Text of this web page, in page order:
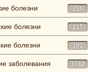
болезни 216
болезни 215
болезни 101
заболевания 1782